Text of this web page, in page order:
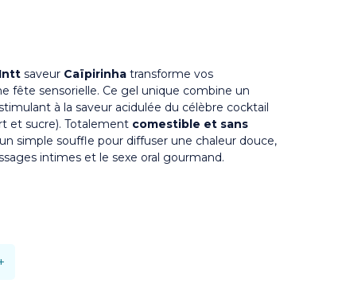
saveur Caïpirinhatransforme vos
fête sensorielle. Ce gel unique combine un
à la saveur acidulée du célèbre cocktail
et sucre). Totalement comestible et sans
simple souffle pour diffuser une chaleur douce,
intimes et le sexe oral gourmand.